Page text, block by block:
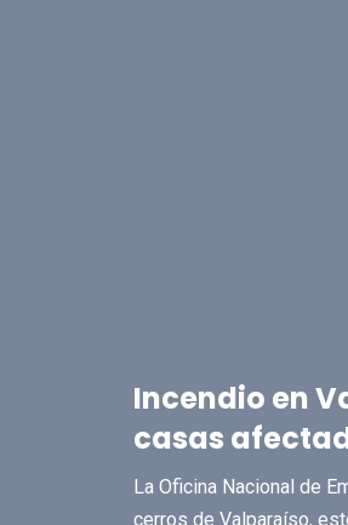
Incendio en
casas
La Oficina Nacional de
cerros de Valparaíso,